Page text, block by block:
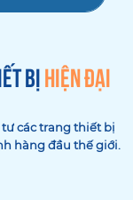
BỊHIỆN ĐẠI
tư các trang thiết bị
hàng đầu thế giới.